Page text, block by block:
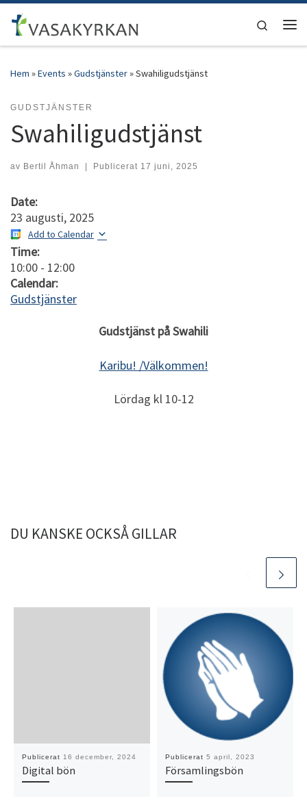
Hoppa till innehåll
Search
Hem »Events »Gudstjänster»Swahiligudstjänst
GUDSTJÄNSTER
Swahiligudstjänst
av Bertil Åhman | Publicerat 17 juni, 2025
Date:
23 augusti, 2025
Add to Calendar
Time:
10:00 - 12:00
Calendar:
Gudstjänster
Gudstjänst på Swahili
Karibu! /Välkommen!
Lördag kl 10-12
DU KANSKE OCKSÅ GILLAR
Publicerat 16 december, 2024
Digital bön
Publicerat 5 april, 2023
Församlingsbön